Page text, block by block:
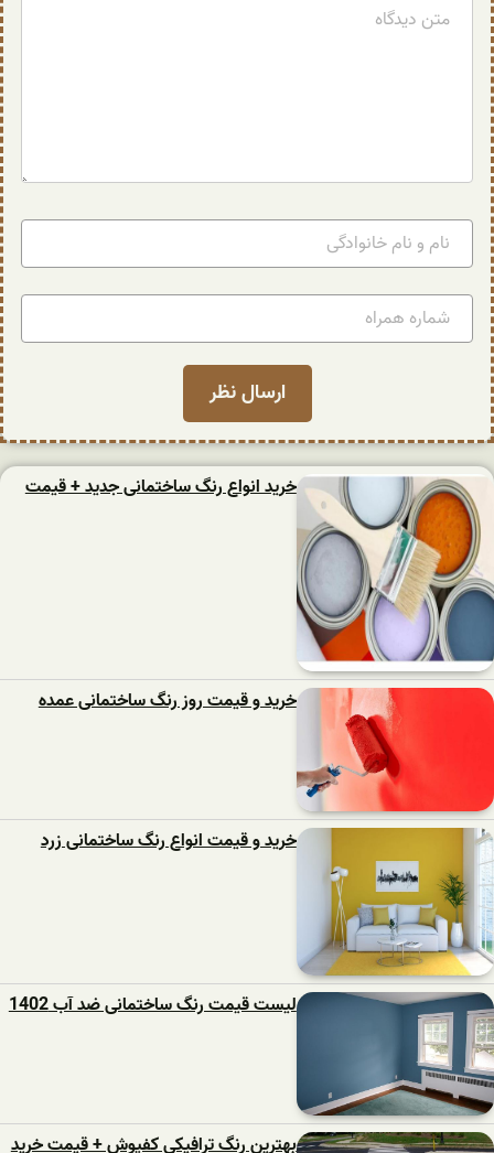
خرید انواع رنگ ساختمانی جدید + قیمت
خرید و قیمت روز رنگ ساختمانی عمده
خرید و قیمت انواع رنگ ساختمانی زرد
لیست قیمت رنگ ساختمانی ضد آب 1402
بهترین رنگ ترافیکی کفپوش + قیمت خرید